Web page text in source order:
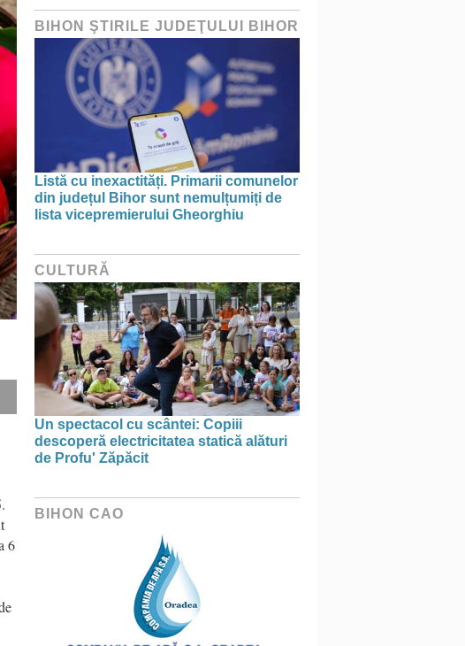
6
BIHON ŞTIRILE JUDEŢULUI BIHOR
Listă cu inexactități. Primarii comunelor
din județul Bihor sunt nemulțumiți de
lista vicepremierului Gheorghiu
CULTURĂ
Un spectacol cu scântei: Copiii
descoperă electricitatea statică alături
de Profu' Zăpăcit
BIHON CAO